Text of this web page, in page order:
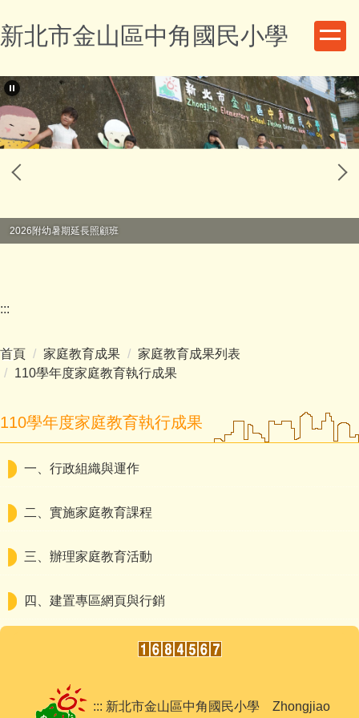
到
主
內
容
區
新北市金山區中角國民小學
2026附幼暑期延長照顧班
:::
首頁 家庭教育成果
家庭教育成果列表
110學年度家庭教育執行成果
110學年度家庭教育執行成果
一、行政組織與運作
二、實施家庭教育課程
三、辦理家庭教育活動
四、建置專區網頁與行銷
::: 新北市金山區中角國民小學 Zhongjiao